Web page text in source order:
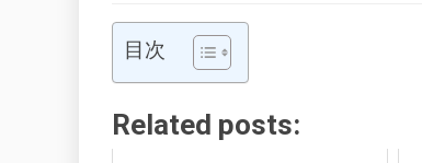
目次
Related posts: